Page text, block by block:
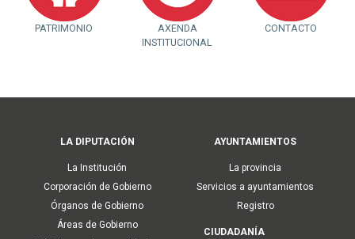
PATRIMONIO
AXENDA
INSTITUCIONAL
CONTACTO
navigation
LA DIPUTACIÓN
La Institución
Corporación de Gobierno
Órganos de Gobierno
Áreas de Gobierno
AYUNTAMIENTOS
La provincia
Servicios a ayuntamientos
Registro
CIUDADANÍA